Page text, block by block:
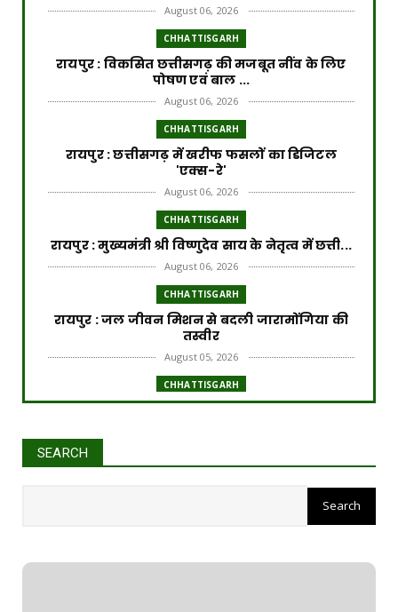
August 06, 2026
CHHATTISGARH
रायपुर : विकसित छत्तीसगढ़ की मजबूत नींव के लिए
पोषण एवं बाल ...
August 06, 2026
CHHATTISGARH
​रायपुर : ​छत्तीसगढ़ में खरीफ फसलों का डिजिटल
'एक्स-रे'
August 06, 2026
CHHATTISGARH
रायपुर : मुख्यमंत्री श्री विष्णुदेव साय के नेतृत्व में छत्ती...
August 06, 2026
CHHATTISGARH
रायपुर : जल जीवन मिशन से बदली जारामोंगिया की
तस्वीर
August 05, 2026
CHHATTISGARH
रायपुर : छत्तीसगढ़ आबकारी विभाग की बड़ी कार्रवाई
SEARCH